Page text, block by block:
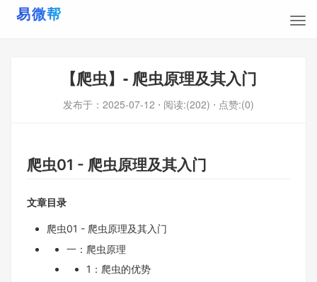
【爬虫】- 爬虫原理及其入门
发布于： 2025-07-12 ⋅ 阅读:(202) ⋅ 点赞:(0)
爬虫01 - 爬虫原理及其入门
文章目录
爬虫01 - 爬虫原理及其入门
一：爬虫原理
1：爬虫的优势‌